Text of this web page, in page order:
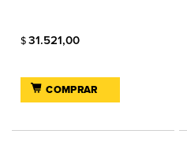
$ 31.521,00
COMPRAR